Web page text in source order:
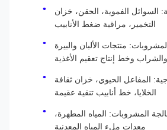
الفموية، الحقن، خزان
مراقبة ضغط الأنابيب
منتجات الألبان والبيرة
وخط إنتاج تعقيم الأغذية
الحيوي، خزان ثقافة
خط أنابيب تنقية عقيمة
المياه المطهرة،
معدات ملء المياه المعدنية